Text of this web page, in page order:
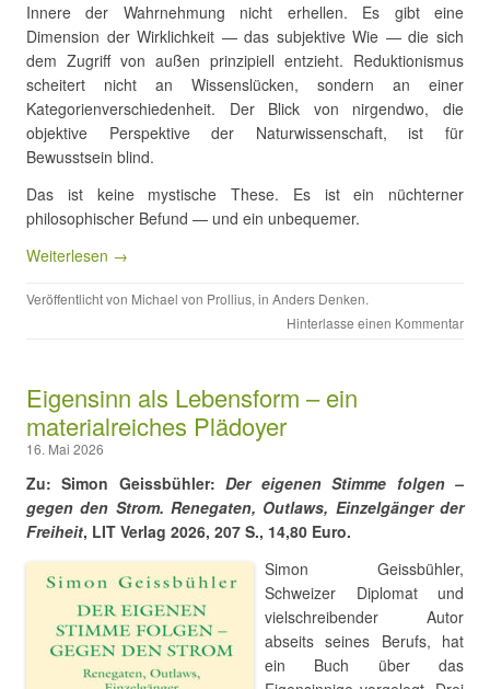
Innere der Wahrnehmung nicht erhellen. Es gibt eine
Dimension der Wirklichkeit — das subjektive Wie — die sich
dem Zugriff von außen prinzipiell entzieht. Reduktionismus
scheitert nicht an Wissenslücken, sondern an einer
Kategorienverschiedenheit. Der Blick von nirgendwo, die
objektive Perspektive der Naturwissenschaft, ist für
Bewusstsein blind.
Das ist keine mystische These. Es ist ein nüchterner
philosophischer Befund — und ein unbequemer.
Weiterlesen →
Veröffentlicht von Michael von Prollius, in Anders Denken.
Hinterlasse einen Kommentar
Eigensinn als Lebensform – ein
materialreiches Plädoyer
16. Mai 2026
Zu: Simon Geissbühler:Der eigenen Stimme folgen –
gegen den Strom. Renegaten, Outlaws, Einzelgänger der
Freiheit, LIT Verlag 2026, 207 S., 14,80 Euro.
Simon Geissbühler,
Schweizer Diplomat und
vielschreibender Autor
abseits seines Berufs, hat
ein Buch über das